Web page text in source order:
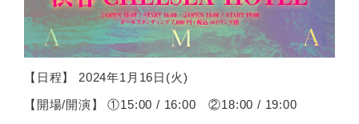
【日程】 2024年1月16日(火)
【開場/開演】 ①15:00 / 16:00 ②18:00 / 19:00